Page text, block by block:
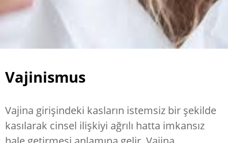
Vajinismus
Vajina girişindeki kasların istemsiz bir şekilde
kasılarak cinsel ilişkiyi ağrılı hatta imkansız